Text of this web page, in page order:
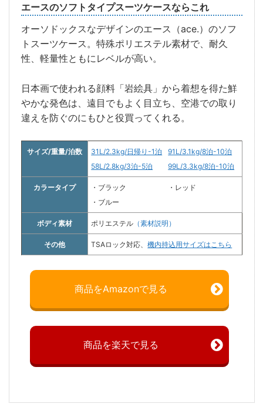
エースのソフトタイプスーツケースならこれ
オーソドックスなデザインのエース（ace.）のソフ
トスーツケース。特殊ポリエステル素材で、耐久
性、軽量性ともにレベルが高い。
日本画で使われる顔料「岩絵具」から着想を得た鮮
やかな発色は、遠目でもよく目立ち、空港での取り
違えを防ぐのにもひと役買ってくれる。
サイズ/重量/泊数
31L/2.3kg/日帰り-1泊
58L/2.8kg/3泊-5泊
91L/3.1kg/8泊-10泊
99L/3.3kg/8泊-10泊
カラータイプ
・ブラック
・ブルー
・レッド
ボディ素材 ポリエステル （素材説明）
その他 TSAロック対応、機内持込用サイズはこちら
商品をAmazonで見る
商品を楽天で見る